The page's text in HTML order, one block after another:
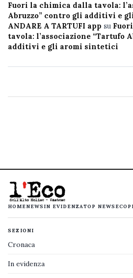
Fuori la chimica dalla tavola:
Abruzzo” contro gli additivi e
ANDARE A TARTUFI app su
tavola: l’associazione “Tartufo
additivi e gli aromi sintetici
HOMENEWS IN EVIDENZATOP NEWS
SEZIONI
Cronaca
In evidenza